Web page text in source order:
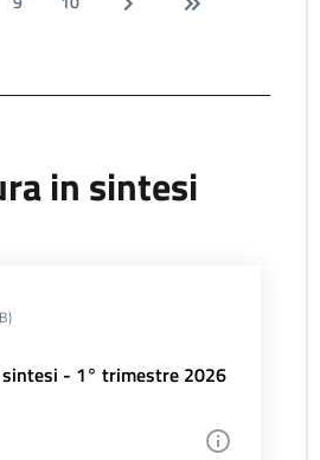
in sintesi
- 1° trimestre 2026